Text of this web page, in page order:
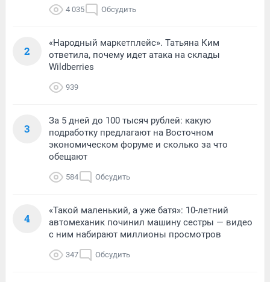
4 035 Обсудить
2
«Народный маркетплейс». Татьяна Ким
ответила, почему идет атака на склады
Wildberries
939
3
За 5 дней до 100 тысяч рублей: какую
подработку предлагают на Восточном
экономическом форуме и сколько за что
обещают
584 Обсудить
4
«Такой маленький, а уже батя»: 10-летний
автомеханик починил машину сестры — видео
с ним набирают миллионы просмотров
347 Обсудить